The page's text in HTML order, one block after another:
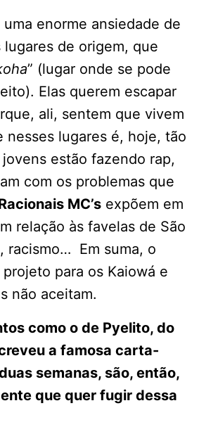
enorme ansiedade de
de origem, que
” (lugar onde se pode
Elas querem escapar
ali, sentem que vivem
nesses lugares é, hoje, tão
estão fazendo rap,
com os problemas que
MC’s expõem em
relação às favelas de São
racismo… Em suma, o
para os Kaiowá e
não aceitam.
como o de Pyelito, do
a famosa carta-
semanas, são, então,
que quer fugir dessa